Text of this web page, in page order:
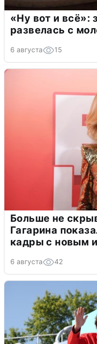
«Ну вот и всё»:
развелась с
6 августа 15
Больше не
Гагарина
кадры с новым
6 августа 42